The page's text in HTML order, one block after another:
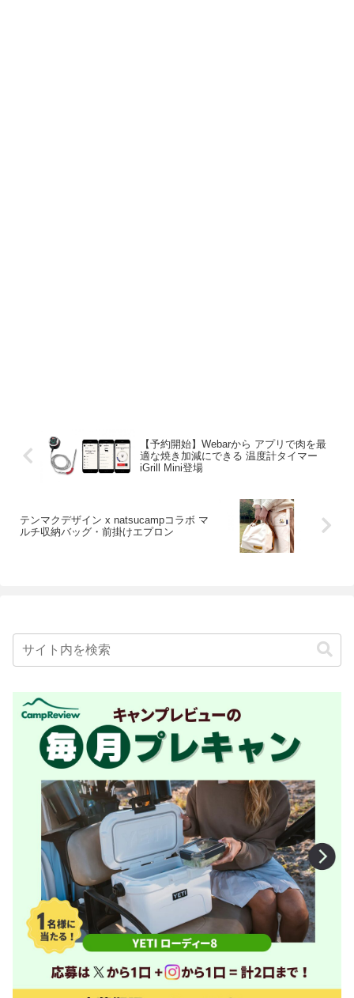
【予約開始】Webarから アプリで肉を最
適な焼き加減にできる 温度計タイマー
iGrill Mini登場
テンマクデザイン x natsucampコラボ マ
ルチ収納バッグ・前掛けエプロン